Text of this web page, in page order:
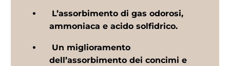
L’assorbimento di gas odorosi,
ammoniaca e acido solfidrico.
Un miglioramento
dell’assorbimento dei concimi e